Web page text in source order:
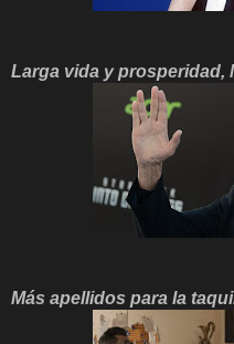
Larga vida y prosperidad,
Más apellidos para la